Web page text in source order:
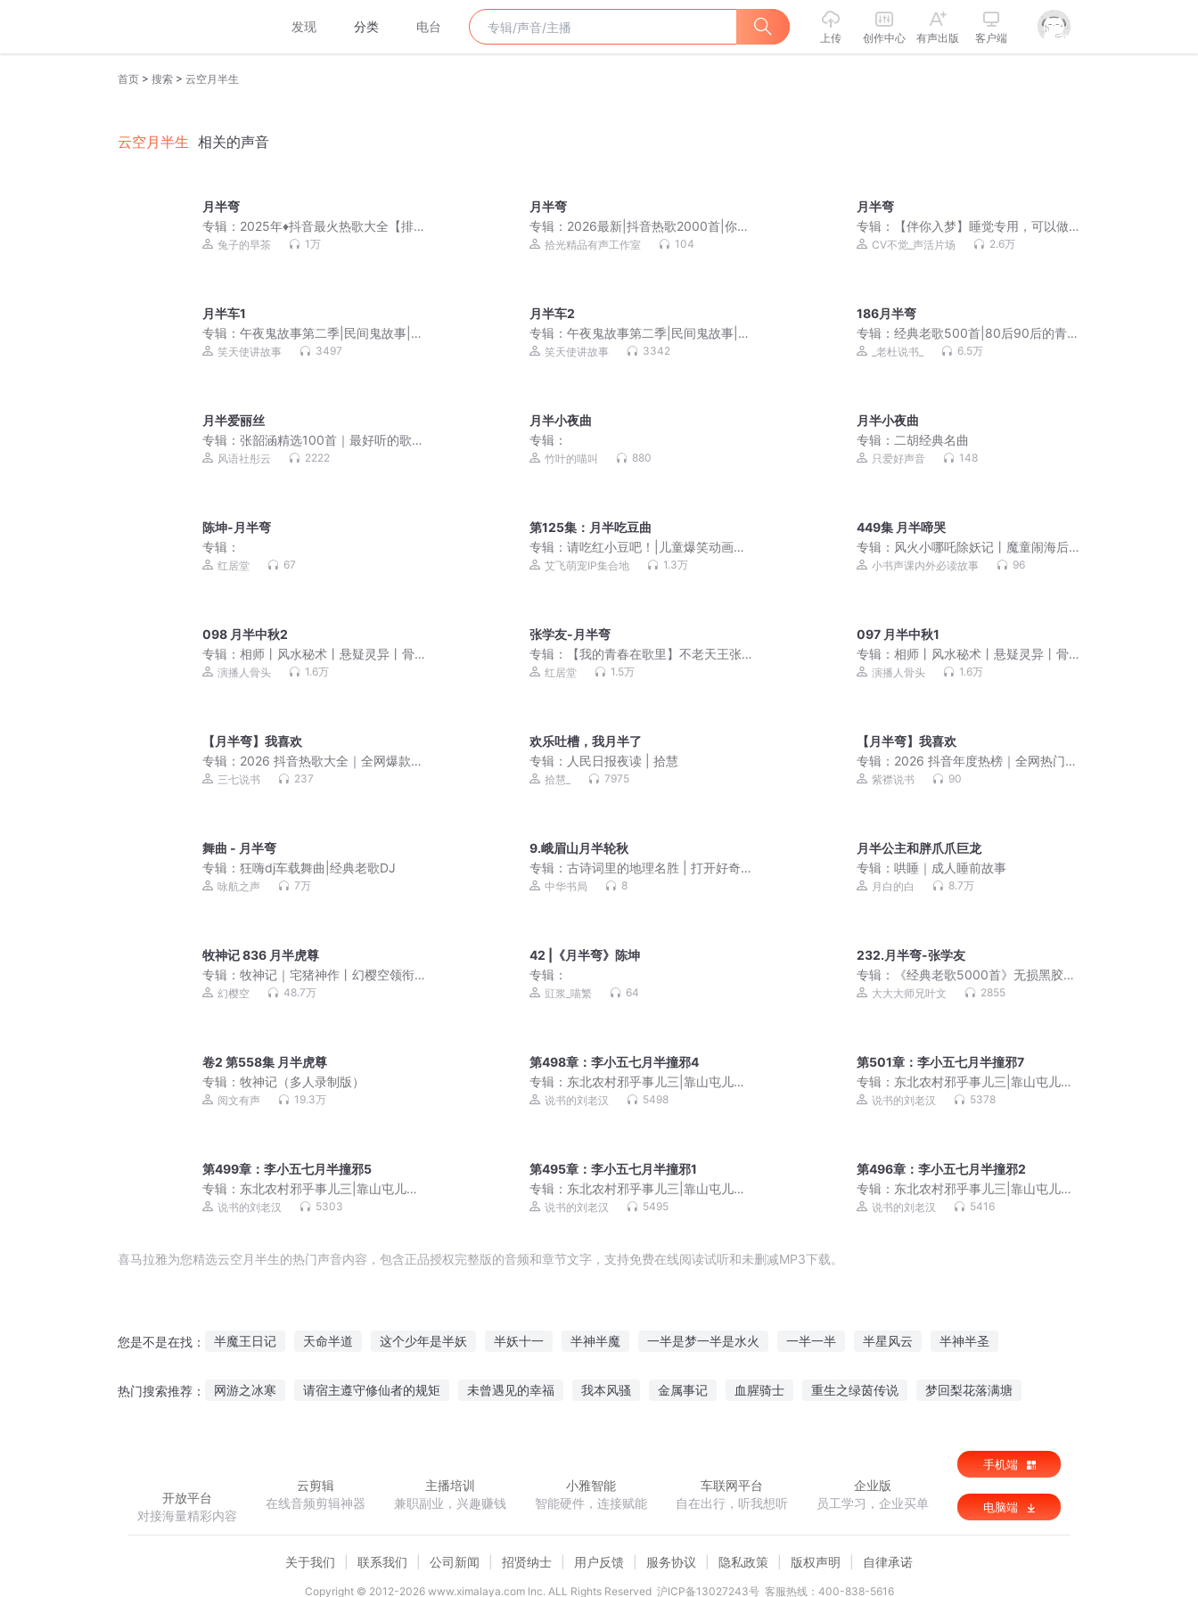
发现 分类 电台
上传 创作中心 有声出版 客户端
首页 > 搜索 > 云空月半生
云空月半生 相关的声音
月半弯
专辑： 2025年♦️抖音最火热歌大全【排
行榜】600首
兔子的早茶 1万
月半弯
专辑： 2026最新|抖音热歌2000首|你想
听的这都有
拾光精品有声工作室 104
月半弯
专辑：
【伴你入梦】睡觉专用，可以做
个好梦
CV不觉_声活片场 2.6万
月半车1
专辑： 午夜鬼故事第二季|民间鬼故事|恐
怖悬疑惊悚灵异怪谈
笑天使讲故事 3497
月半车2
专辑：午夜鬼故事第二季|民间鬼故事|恐
怖悬疑惊悚灵异怪谈
笑天使讲故事 3342
186月半弯
专辑：经典老歌500首|80后90后的青春
回忆_老杜说书_ 6.5万
月半爱丽丝
专辑： 张韶涵精选100首｜最好听的歌曲
｜超高清音质
风语社彤云 2222
月半小夜曲
专辑：
竹叶的喵叫 880
月半小夜曲
专辑： 二胡经典名曲
只爱好声音 148
陈坤-月半弯
专辑：
红居堂 67
第125集：月半吃豆曲
专辑：请吃红小豆吧！|儿童爆笑动画故
事 艾飞萌宠IP集合地 1.3万
449集 月半啼哭
专辑： 风火小哪吒除妖记丨魔童闹海后
续新篇章丨儿童神话故事
小书声课内外必读故事 96
098 月半中秋2
专辑： 相师丨风水秘术丨悬疑灵异丨骨
头演播丨多人
演播人骨头 1.6万
张学友-月半弯
专辑：
【我的青春在歌里】不老天王张
学友经典歌曲
红居堂 1.5万
097 月半中秋1
专辑：相师丨风水秘术丨悬疑灵异丨骨
头演播丨多人
演播人骨头 1.6万
【月半弯】我喜欢
专辑： 2026 抖音热歌大全｜全网爆款新
歌 循环必听
三七说书 237
欢乐吐槽，我月半了
专辑： 人民日报夜读 | 拾慧
拾慧_ 7975
【月半弯】我喜欢
专辑： 2026 抖音年度热榜｜全网热门金
曲 潮流单曲合集
紫襟说书 90
舞曲 - 月半弯
专辑： 狂嗨dj车载舞曲|经典老歌DJ
咏航之声 7万
9.峨眉山月半轮秋
专辑：古诗词里的地理名胜 | 打开好奇
心 一起长知识
中华书局 8
月半公主和胖爪爪巨龙
专辑：哄睡｜成人睡前故事
月白的白 8.7万
牧神记 836 月半虎尊
专辑： 牧神记｜宅猪神作丨幻樱空领衔
精品多人有声剧
幻樱空 48.7万
42 |《月半弯》陈坤
专辑：
豇浆_喵繁 64
232.月半弯-张学友
专辑：
《经典老歌5000首》无损黑胶品
质 大大大师兄叶文 2855
卷2 第558集 月半虎尊
专辑： 牧神记（多人录制版）
阅文有声 19.3万
第498章：李小五七月半撞邪4
专辑： 东北农村邪乎事儿三|靠山屯儿那
些出马仙儿|灵异悬疑
说书的刘老汉 5498
第501章：李小五七月半撞邪7
专辑： 东北农村邪乎事儿三|靠山屯儿那
些出马仙儿|灵异悬疑
说书的刘老汉 5378
第499章：李小五七月半撞邪5
专辑： 东北农村邪乎事儿三|靠山屯儿那
些出马仙儿|灵异悬疑
说书的刘老汉 5303
第495章：李小五七月半撞邪1
专辑： 东北农村邪乎事儿三|靠山屯儿那
些出马仙儿|灵异悬疑
说书的刘老汉 5495
第496章：李小五七月半撞邪2
专辑： 东北农村邪乎事儿三|靠山屯儿那
些出马仙儿|灵异悬疑
说书的刘老汉 5416
喜马拉雅为您精选云空月半生的热门声音内容，包含正品授权完整版的音频和章节文字，支持免费在线阅读试听和未删减MP3下载。
您是不是在找： 半魔王日记 天命半道 这个少年是半妖 半妖十一 半神半魔 一半是梦一半是水火 一半一半 半星风云 半神半圣
热门搜索推荐： 网游之冰寒 请宿主遵守修仙者的规矩 未曾遇见的幸福 我本风骚 金属事记 血腥骑士 重生之绿茵传说 梦回梨花落满塘
开放平台
对接海量精彩内容
云剪辑
在线音频剪辑神器
主播培训
兼职副业，兴趣赚钱
小雅智能
智能硬件，连接赋能
车联网平台
自在出行，听我想听
企业版
员工学习，企业买单
手机端
电脑端
关于我们 联系我们 公司新闻 招贤纳士 用户反馈 服务协议 隐私政策 版权声明 自律承诺
Copyright © 2012-2026www.ximalaya.com lnc. ALL Rights Reserved 沪ICP备13027243号 客服热线：400-838-5616